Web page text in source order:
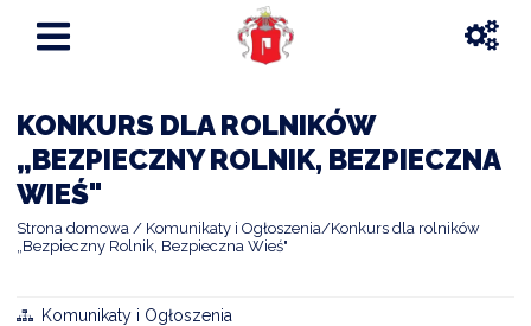
KONKURS DLA ROLNIKÓW
„BEZPIECZNY ROLNIK, BEZPIECZNA
WIEŚ"
Strona domowa Komunikaty i Ogłoszenia
Konkurs dla rolników
„Bezpieczny Rolnik, Bezpieczna Wieś"
Komunikaty i Ogłoszenia